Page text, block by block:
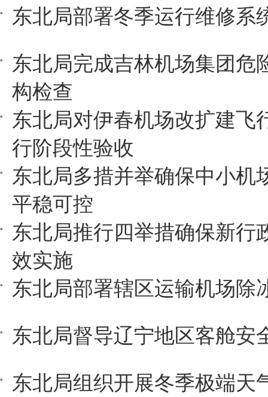
东北局部署冬季运行维修系
东北局完成吉林机场集团危
构检查
东北局对伊春机场改扩建飞
行阶段性验收
东北局多措并举确保中小机
平稳可控
东北局推行四举措确保新行
效实施
东北局部署辖区运输机场除
东北局督导辽宁地区客舱安
东北局组织开展冬季极端天